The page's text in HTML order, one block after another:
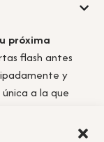
próxima
flash antes
y
a la que